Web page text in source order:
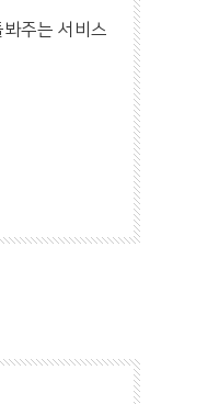
주는 서비스